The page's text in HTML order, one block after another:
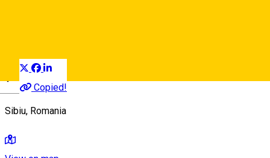
DeutschCopied!
Sibiu, Romania